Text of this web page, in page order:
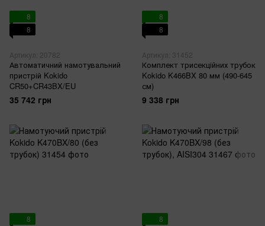
8
8
Артикул: 20782
Автоматичний намотувальний
пристрій Kokido
CR50+CR43BX/EU
35 742 грн
8
8
Артикул: 31452
Комплект трисекційних трубок
Kokido K466BX 80 мм (490-645
см)
9 338 грн
8
8